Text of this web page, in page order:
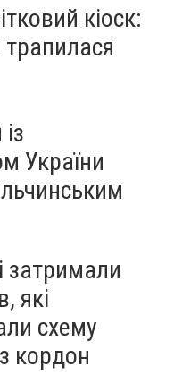
кіоск:
трапилася
України
затримали
які
схему
кордон